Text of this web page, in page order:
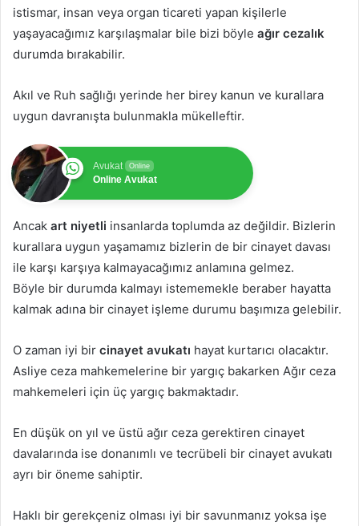
istismar, insan veya organ ticareti yapan kişilerle
yaşayacağımız karşılaşmalar bile bizi böyle ağır cezalık
durumda bırakabilir.
Akıl ve Ruh sağlığı yerinde her birey kanun ve kurallara
uygun davranışta bulunmakla mükelleftir.
Avukat Online
Online Avukat
Ancak art niyetli insanlarda toplumda az değildir. Bizlerin
kurallara uygun yaşamamız bizlerin de bir cinayet davası
ile karşı karşıya kalmayacağımız anlamına gelmez.
Böyle bir durumda kalmayı istememekle beraber hayatta
kalmak adına bir cinayet işleme durumu başımıza gelebilir.
O zaman iyi bir cinayet avukatı hayat kurtarıcı olacaktır.
Asliye ceza mahkemelerine bir yargıç bakarken Ağır ceza
mahkemeleri için üç yargıç bakmaktadır.
En düşük on yıl ve üstü ağır ceza gerektiren cinayet
davalarında ise donanımlı ve tecrübeli bir cinayet avukatı
ayrı bir öneme sahiptir.
Haklı bir gerekçeniz olması iyi bir savunmanız yoksa işe